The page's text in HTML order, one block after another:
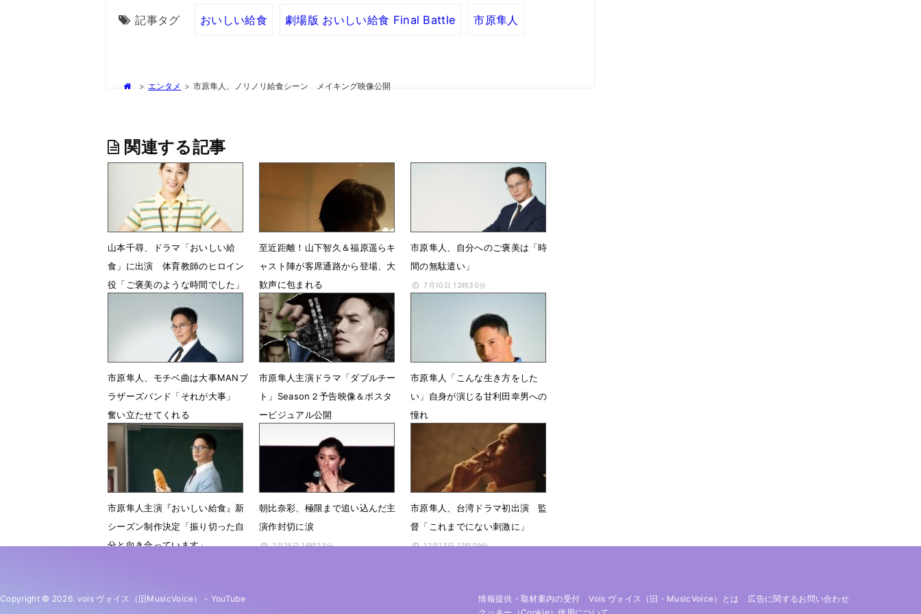
記事タグ おいしい給食 劇場版 おいしい給食 Final Battle 市原隼人
> エンタメ > 市原隼人、ノリノリ給食シーン メイキング映像公開
関連する記事
山本千尋、ドラマ「おいしい給
食」に出演 体育教師のヒロイン
役「ご褒美のような時間でした」
至近距離！山下智久＆福原遥らキ
ャスト陣が客席通路から登場、大
歓声に包まれる
5月1日 06時42分
市原隼人、自分へのご褒美は「時
間の無駄遣い」
7月10日 13時30分
市原隼人、モチベ曲は大事MANブ
ラザーズバンド「それが大事」
奮い立たせてくれる
7月10日 13時14分
市原隼人主演ドラマ「ダブルチー
ト」Season２予告映像＆ポスタ
ービジュアル公開
市原隼人「こんな生き方をした
い」自身が演じる甘利田幸男への
憧れ
市原隼人主演『おいしい給食』新
シーズン制作決定「振り切った自
分と向き合っています」
朝比奈彩、極限まで追い込んだ主
演作封切に涙
2月25日 16時23分
市原隼人、台湾ドラマ初出演 監
督「これまでにない刺激に」
12月13日 17時09分
Copyright © 2026. vois ヴォイス（旧MusicVoice） - YouTube 情報提供・取材案内の受付 Vois ヴォイス（旧・MusicVoice）とは
広告に関するお問い合わせ